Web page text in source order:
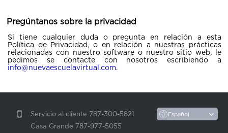
Pregúntanos sobre la privacidad
Si tiene cualquier duda o pregunta en relación a esta
Política de Privacidad, o en relación a nuestras prácticas
relacionadas con nuestro software o nuestro sitio web, le
pedimos se contacte con nosotros escribiendo a
info@nuevaescuelavirtual.com.
Servicio al cliente 787-300-5821
Casa Grande 787-977-5055